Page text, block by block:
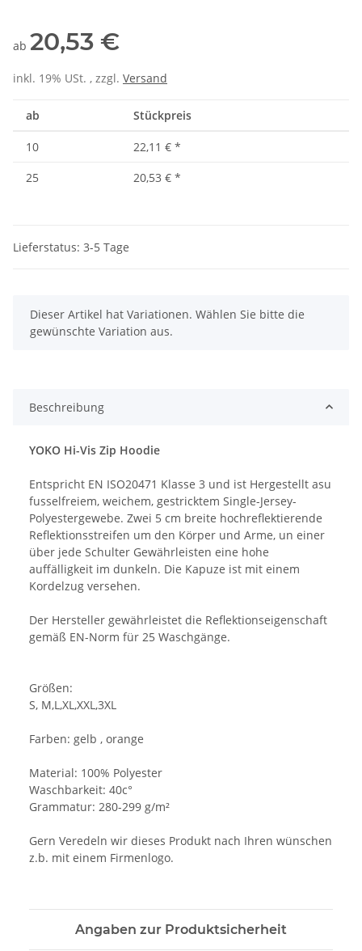
ab 20,53 €
inkl. 19% USt. , zzgl. Versand
ab Stückpreis
10 22,11 € *
25
20,53 € *
Lieferstatus: 3-5 Tage
x
Dieser Artikel hat Variationen. Wählen Sie bitte die
gewünschte Variation aus.
Beschreibung
YOKO Hi-Vis Zip Hoodie
Entspricht EN ISO20471 Klasse 3 und ist Hergestellt asu
fusselfreiem, weichem, gestricktem Single-Jersey-
Polyestergewebe. Zwei 5 cm breite hochreflektierende
Reflektionsstreifen um den Körper und Arme, un einer
über jede Schulter Gewährleisten eine hohe
auffälligkeit im dunkeln. Die Kapuze ist mit einem
Kordelzug versehen.
Der Hersteller gewährleistet die Reflektionseigenschaft
gemäß EN-Norm für 25 Waschgänge.
Größen:
S, M,L,XL,XXL,3XL
Farben: gelb , orange
Material: 100% Polyester
Waschbarkeit: 40c°
Grammatur: 280-299 g/m²
Gern Veredeln wir dieses Produkt nach Ihren wünschen
z.b. mit einem Firmenlogo.
Angaben zur Produktsicherheit